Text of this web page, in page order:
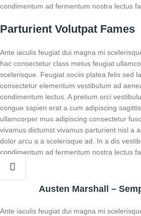
condimentum ad fermentum nostra lectus
Parturient Volutpat Fames
Ante iaculis feugiat dui magna mi
hac consectetur class metus feugiat
scelerisque. Feugiat sociis platea felis sed
consectetur elementum vestibulum ad
condimentum lectus. A pretium orci
congue sapien erat a cum adipiscing
ullamcorper mus adipiscing consectetur
vivamus dictumst vivamus parturient nisl a
dolor arcu a a scelerisque ad. In a dis
condimentum ad fermentum nostra lectus
Austen Marshall –
Ante iaculis feugiat dui magna mi